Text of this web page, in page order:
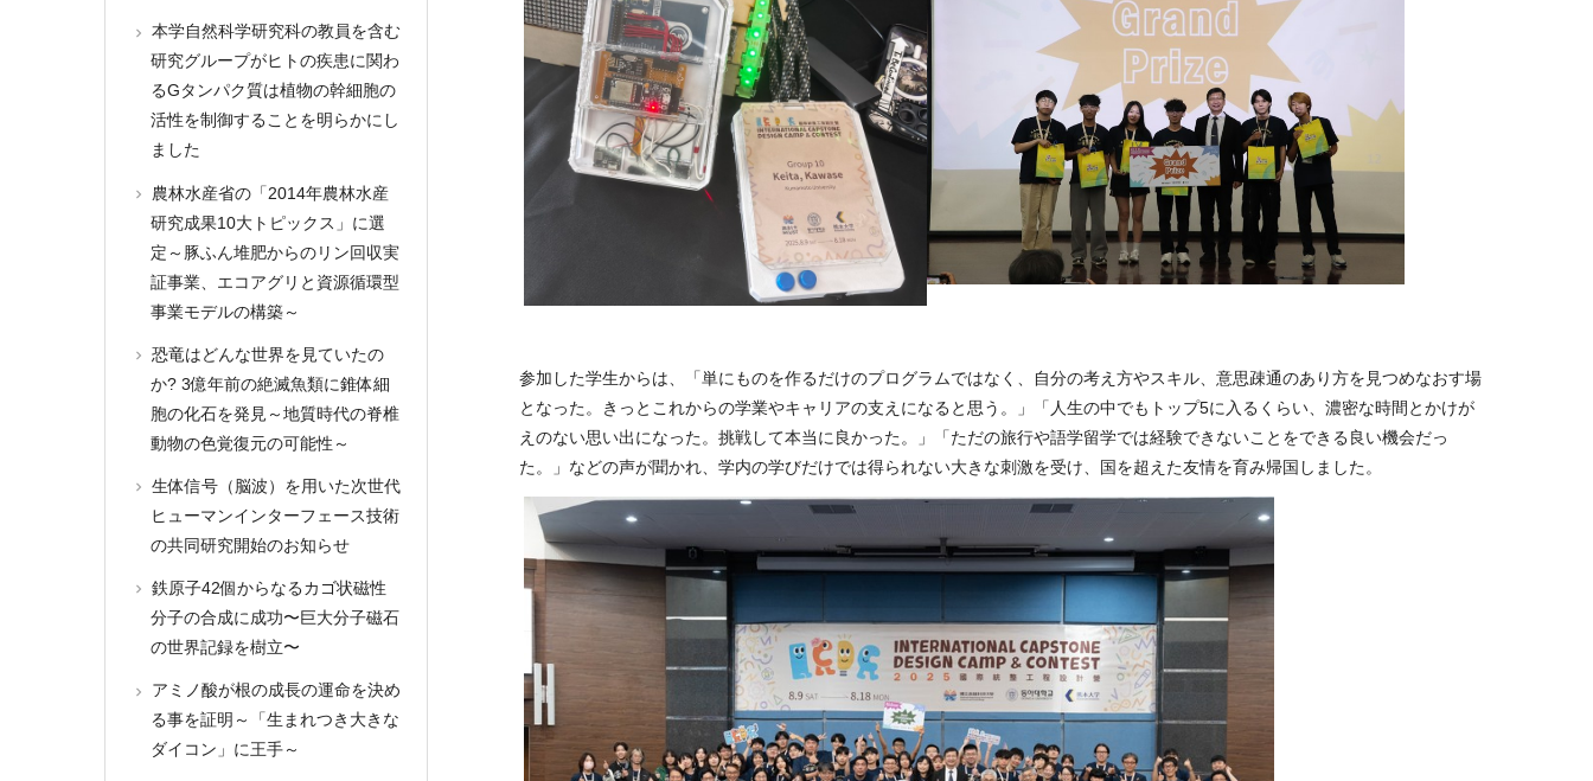
参加した学生からは、「単にものを作るだけのプログラムではなく、自分の考え方やスキル、意思疎通のあり方を見つめなおす場
となった。きっとこれからの学業やキャリアの支えになると思う。」「人生の中でもトップ5に入るくらい、濃密な時間とかけが
えのない思い出になった。挑戦して本当に良かった。」「ただの旅行や語学留学では経験できないことをできる良い機会だっ
た。」などの声が聞かれ、学内の学びだけでは得られない大きな刺激を受け、国を超えた友情を育み帰国しました。
本学自然科学研究科の教員を含む
研究グループがヒトの疾患に関わ
るGタンパク質は植物の幹細胞の
活性を制御することを明らかにし
ました
農林水産省の「2014年農林水産
研究成果10大トピックス」に選
定～豚ふん堆肥からのリン回収実
証事業、エコアグリと資源循環型
事業モデルの構築～
恐竜はどんな世界を見ていたの
か? 3億年前の絶滅魚類に錐体細
胞の化石を発見～地質時代の脊椎
動物の色覚復元の可能性～
生体信号（脳波）を用いた次世代
ヒューマンインターフェース技術
の共同研究開始のお知らせ
鉄原子42個からなるカゴ状磁性
分子の合成に成功〜巨大分子磁石
の世界記録を樹立〜
アミノ酸が根の成長の運命を決め
る事を証明～「生まれつき大きな
ダイコン」に王手～